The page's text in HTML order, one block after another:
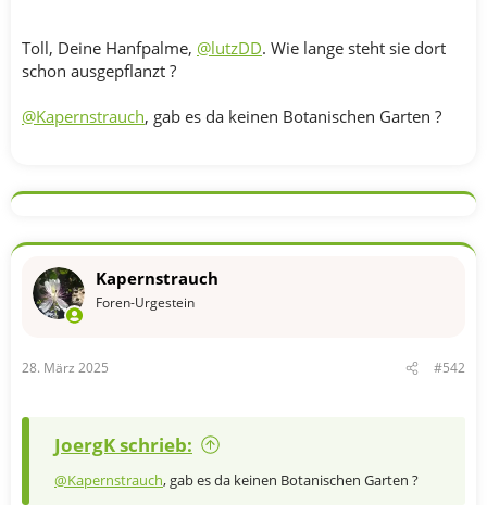
Toll, Deine Hanfpalme, @lutzDD. Wie lange steht sie dort
schon ausgepflanzt ?
@Kapernstrauch, gab es da keinen Botanischen Garten ?
Kapernstrauch
Foren-Urgestein
28. März 2025 #542
JoergK schrieb:
@Kapernstrauch, gab es da keinen Botanischen Garten ?